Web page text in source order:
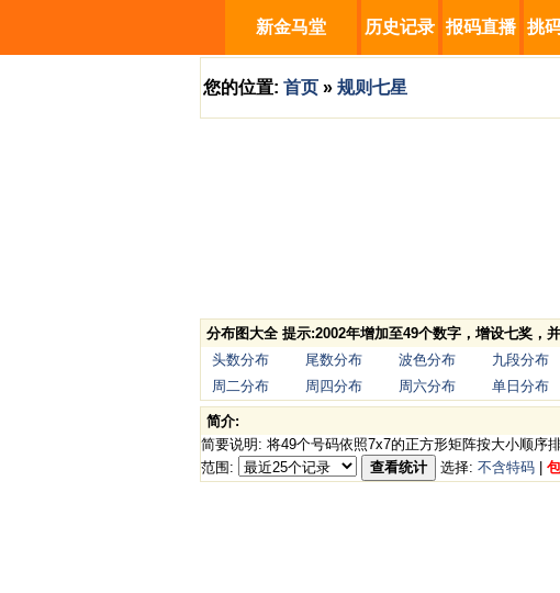
新金马堂 历史记录 报码直播 挑
您的位置: 首页 » 规则七星
分布图大全 提示:2002年增加至49个数字，增设七奖，
头数分布
尾数分布 波色分布 九段分布
周二分布
周四分布 周六分布 单日分布
简介:
简要说明: 将49个号码依照7x7的正方形矩阵按大小顺序
范围:
查看统计 选择: 不含特码